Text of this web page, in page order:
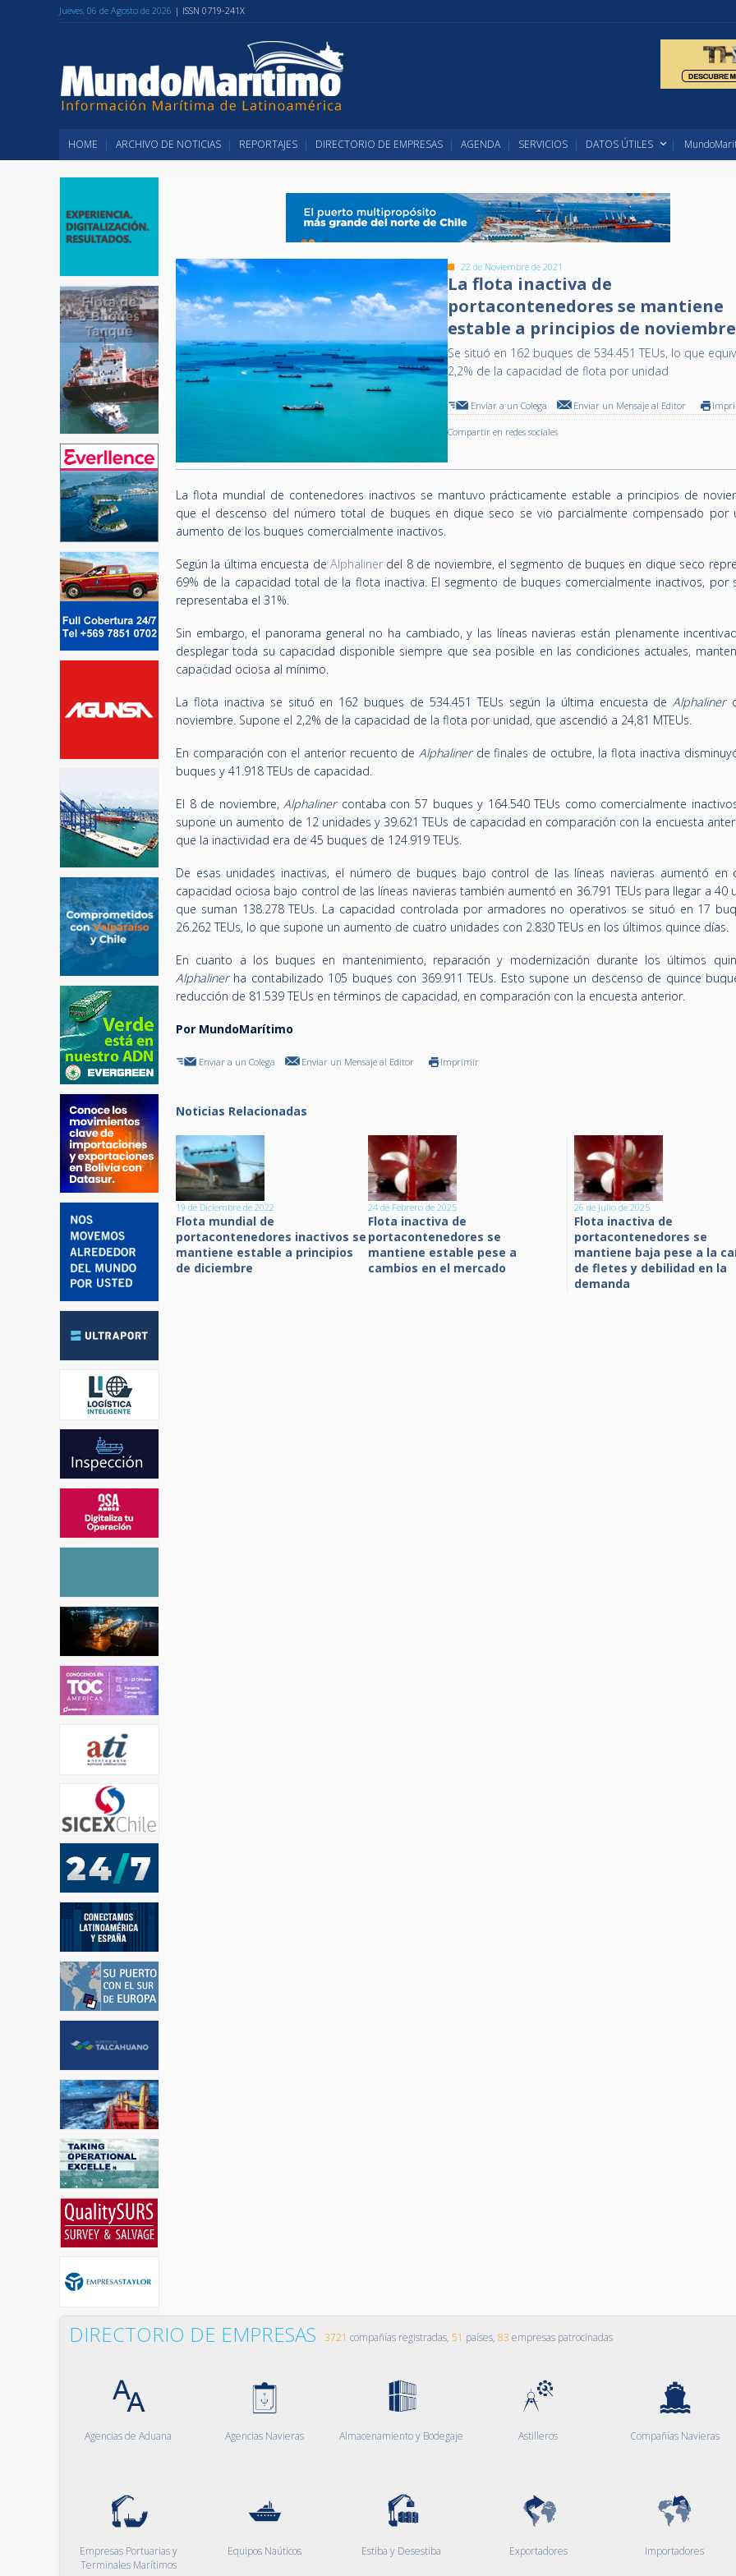
Jueves, 06 de Agosto de 2026 | ISSN 0719-241X
HOME ARCHIVO DE NOTICIAS REPORTAJES DIRECTORIO DE EMPRESAS AGENDA SERVICIOS DATOS ÚTILES
22 de Noviembre de 2021
La flota inactiva de
portacontenedores se mantiene
estable a principios de noviembre
Se situó en 162 buques de 534.451 TEUs, lo que
2,2% de la capacidad de flota por unidad
Enviar a un Colega Enviar un Mensaje al Editor
Compartir en redes sociales
La flota mundial de contenedores inactivos se mantuvo prácticamente estable a principios de
que el descenso del número total de buques en dique seco se vio parcialmente compensado por
aumento de los buques comercialmente inactivos.
Según la última encuesta de Alphalinerdel 8 de noviembre, el segmento de buques en dique seco
69% de la capacidad total de la flota inactiva. El segmento de buques comercialmente inactivos, por
representaba el 31%.
Sin embargo, el panorama general no ha cambiado, y las líneas navieras están plenamente
desplegar toda su capacidad disponible siempre que sea posible en las condiciones actuales,
capacidad ociosa al mínimo.
La flota inactiva se situó en 162 buques de 534.451 TEUs según la última encuesta deAlphaliner
noviembre. Supone el 2,2% de la capacidad de la flota por unidad, que ascendió a 24,81 MTEUs.
En comparación con el anterior recuento de Alphaliner de finales de octubre, la flota inactiva
buques y 41.918 TEUs de capacidad.
El 8 de noviembre,Alphalinercontaba con 57 buques y 164.540 TEUs como comercialmente
supone un aumento de 12 unidades y 39.621 TEUs de capacidad en comparación con la encuesta
que la inactividad era de 45 buques de 124.919 TEUs.
De esas unidades inactivas, el número de buques bajo control de las líneas navieras aumentó en
capacidad ociosa bajo control de las líneas navieras también aumentó en 36.791 TEUs para llegar a 40
que suman 138.278 TEUs. La capacidad controlada por armadores no operativos se situó en 17
26.262 TEUs, lo que supone un aumento de cuatro unidades con 2.830 TEUs en los últimos quince días.
En cuanto a los buques en mantenimiento, reparación y modernización durante los últimos
Alphalinerha contabilizado 105 buques con 369.911 TEUs. Esto supone un descenso de quince
reducción de 81.539 TEUs en términos de capacidad, en comparación con la encuesta anterior.
Por MundoMarítimo
Enviar a un Colega Enviar un Mensaje al Editor Imprimir
Noticias Relacionadas
19 de Diciembre de 2022
Flota mundial de
portacontenedores inactivos se
mantiene estable a principios
de diciembre
24 de Febrero de 2025
Flota inactiva de
portacontenedores se
mantiene estable pese a
cambios en el mercado
26 de Julio de 2025
Flota inactiva de
portacontenedores se
mantiene baja pese a la
de fletes y debilidad en la
demanda
DIRECTORIO DE EMPRESAS 3721 compañías registradas, 51 países, 83 empresas patrocinadas
Agencias de Aduana Agencias Navieras Almacenamiento y Bodegaje Astilleros Compañías Navieras
Empresas Portuarias y
Terminales Marítimos
Equipos Naúticos Estiba y Desestiba Exportadores Importadores